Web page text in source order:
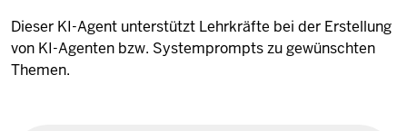
Dieser KI-Agent unterstützt Lehrkräfte bei der Erstellung
von KI-Agenten bzw. Systemprompts zu gewünschten
Themen.